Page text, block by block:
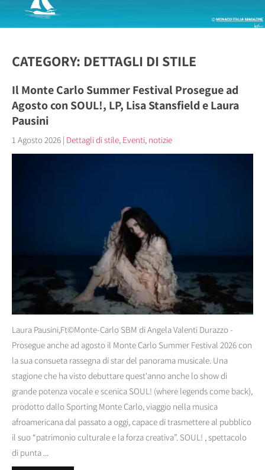
CATEGORY: DETTAGLI DI STILE
Il Monte Carlo Summer Festival Prosegue ad
Agosto con SOUL!, LP, Lisa Stansfield e Laura
Pausini
1 Agosto 2026 | Dettagli di stile, Eventi, notizie
Laura Pausini,Ft©Monte-Carlo SBM di Angela Valenti Durazzo -
Prosegue anche ad agosto il Monte Carlo Summer Festival 2026 con
la sua consueta rassegna di star del panorama musicale. Una
stagione che ha visto debuttare quest'anno anche lo show di
grande potenza vocale e scenica SOUL! (where legends come back),
prodotto dallo Sporting Monte Carlo, viaggio nella musica
afroamericana dal passato a oggi, capace di trasmettere al pubblico
il suo “patrimonio culturale e la forza creativa”. SOUL! , spettacolo
di punta ...